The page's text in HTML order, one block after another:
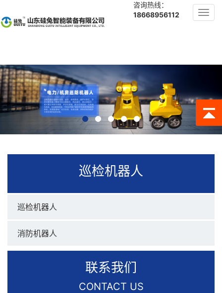
咨询热线：
18668956112
巡检机器人
巡检机器人
消防机器人
联系我们
CONTACT US